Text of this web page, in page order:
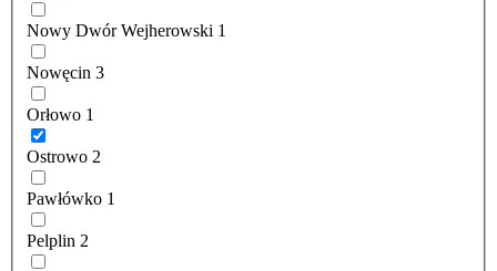
Nowy Dwór Wejherowski 1
Nowęcin 3
Orłowo 1
Ostrowo 2
Pawłówko 1
Pelplin 2